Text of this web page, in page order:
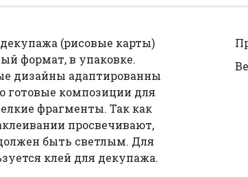
(рисовые карты)
формат, в упаковке.
дизайны адаптированны
готовые композиции для
фрагменты. Так как
просвечивают,
быть светлым. Для
клей для декупажа.